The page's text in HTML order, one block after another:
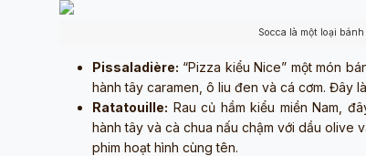
Socca là một loại
Pissaladière: “Pizza kiểu Nice” một món
hành tây caramen, ô liu đen và cá cơm. Đây
Ratatouille: Rau củ hầm kiểu miền Nam,
hành tây và cà chua nấu chậm với dầu olive
phim hoạt hình cùng tên.